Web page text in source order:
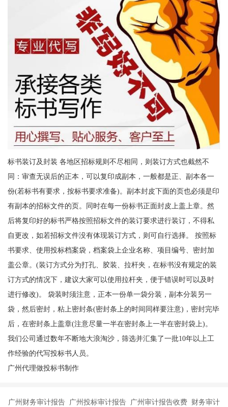
标书装订及封装 各地区招标规则不尽相同，则装订方式也截然不
同：审查无误后的正本，可以复印成副本，一般都是正、副本各一
份(若标书有要求，按标书要求准备)。副本封皮下面的页也必须是印
有副本的招标文件的页。同时在每一份标书正面封皮上盖上章。然
后将复印好的标书严格按照招标文件的装订要求进行装订，不得私
自更改，如若招标文件没有体现装订方式，则可自行选择。 按照标
书要求、使用投标档案袋，档案袋上企业名称、项目编号、密封加
盖公章。(装订方式分为打孔、胶装、拉杆夹，在标书没有规定的装
订方式的情况下，建议大家可以使用拉杆夹，便于错误时可以及时
进行修改)。 袋装时须注意，正本一份单一袋分装，副本分装另一
袋，然后密封，粘上密封条(密封条上的时间同样要注意)，密封完毕
后，在密封条上盖章(注意尽量一半在密封条上一半在密封袋上)。
我们公司通过数年不断地大浪淘沙，筛选并汇集了一批10年以上工
作经验的代写投标书人员。
广州代理做投标书制作
广州财务审计报告 广州投标审计报告 广州审计报告收费 财务审计